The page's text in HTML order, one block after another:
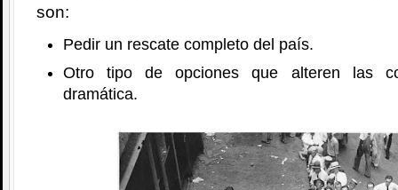
son:
Pedir un rescate completo del país.
Otro tipo de opciones que alteren las
dramática.